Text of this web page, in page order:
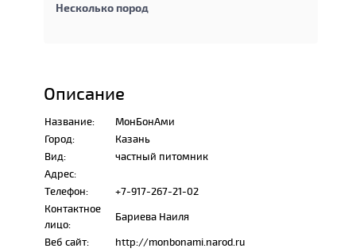
Несколько пород
Описание
Название:
МонБонАми
Город:
Казань
Вид:
частный питомник
Адрес:
Телефон:
+7-917-267-21-02
Контактное
лицо:
Бариева Наиля
Веб сайт:
http://monbonami.narod.ru